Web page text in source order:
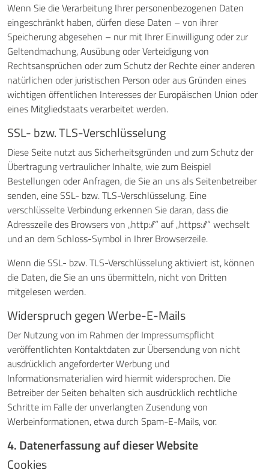
Wenn Sie die Verarbeitung Ihrer personenbezogenen Daten
eingeschränkt haben, dürfen diese Daten – von ihrer
Speicherung abgesehen – nur mit Ihrer Einwilligung oder zur
Geltendmachung, Ausübung oder Verteidigung von
Rechtsansprüchen oder zum Schutz der Rechte einer anderen
natürlichen oder juristischen Person oder aus Gründen eines
wichtigen öffentlichen Interesses der Europäischen Union oder
eines Mitgliedstaats verarbeitet werden.
SSL- bzw. TLS-Verschlüsselung
Diese Seite nutzt aus Sicherheitsgründen und zum Schutz der
Übertragung vertraulicher Inhalte, wie zum Beispiel
Bestellungen oder Anfragen, die Sie an uns als Seitenbetreiber
senden, eine SSL- bzw. TLS-Verschlüsselung. Eine
verschlüsselte Verbindung erkennen Sie daran, dass die
Adresszeile des Browsers von „http://“ auf „https://“ wechselt
und an dem Schloss-Symbol in Ihrer Browserzeile.
Wenn die SSL- bzw. TLS-Verschlüsselung aktiviert ist, können
die Daten, die Sie an uns übermitteln, nicht von Dritten
mitgelesen werden.
Widerspruch gegen Werbe-E-Mails
Der Nutzung von im Rahmen der Impressumspflicht
veröffentlichten Kontaktdaten zur Übersendung von nicht
ausdrücklich angeforderter Werbung und
Informationsmaterialien wird hiermit widersprochen. Die
Betreiber der Seiten behalten sich ausdrücklich rechtliche
Schritte im Falle der unverlangten Zusendung von
Werbeinformationen, etwa durch Spam-E-Mails, vor.
4. Datenerfassung auf dieser Website
Cookies